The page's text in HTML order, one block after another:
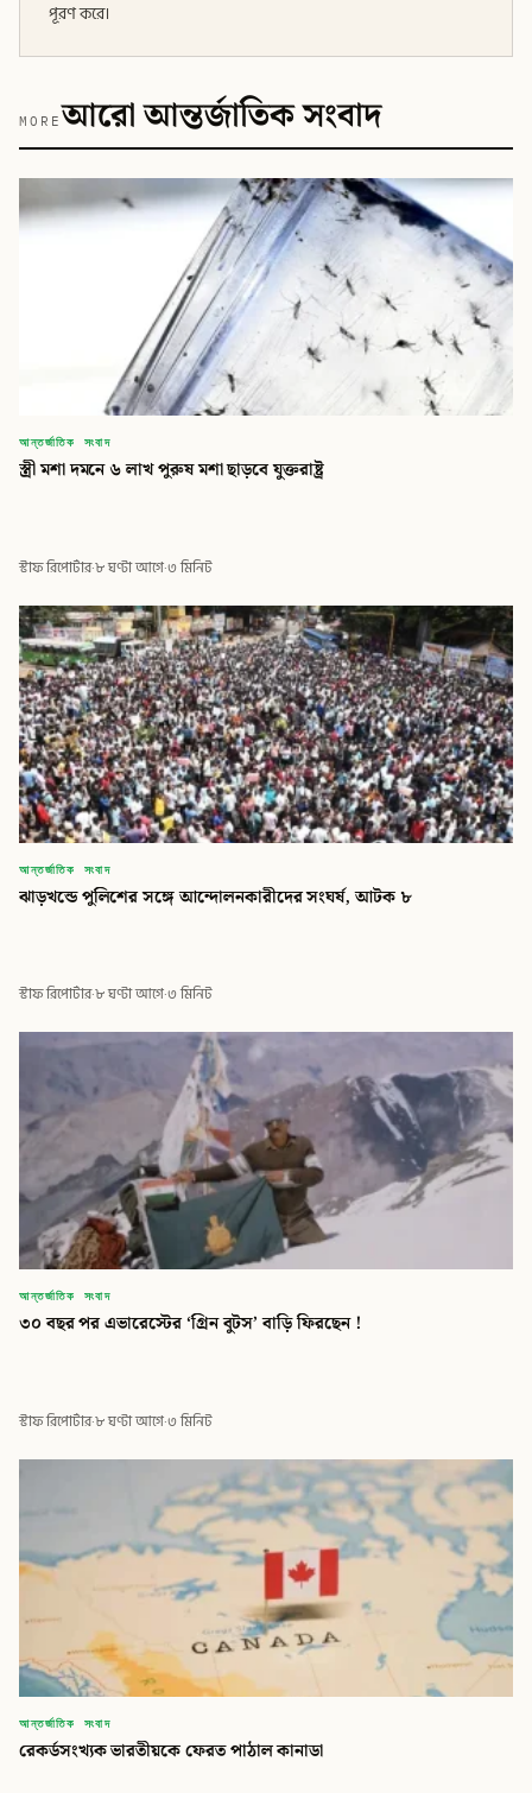
পূরণ করে।
MOREআরো আন্তর্জাতিক সংবাদ
আন্তর্জাতিক সংবাদ
স্ত্রী মশা দমনে ৬ লাখ পুরুষ মশা ছাড়বে যুক্তরাষ্ট্র
স্টাফ রিপোর্টার·৮ ঘণ্টা আগে·৩ মিনিট
আন্তর্জাতিক সংবাদ
ঝাড়খন্ডে পুলিশের সঙ্গে আন্দোলনকারীদের সংঘর্ষ, আটক ৮
স্টাফ রিপোর্টার·৮ ঘণ্টা আগে·৩ মিনিট
আন্তর্জাতিক সংবাদ
৩০ বছর পর এভারেস্টের ‘গ্রিন বুটস’ বাড়ি ফিরছেন !
স্টাফ রিপোর্টার·৮ ঘণ্টা আগে·৩ মিনিট
আন্তর্জাতিক সংবাদ
রেকর্ডসংখ্যক ভারতীয়কে ফেরত পাঠাল কানাডা